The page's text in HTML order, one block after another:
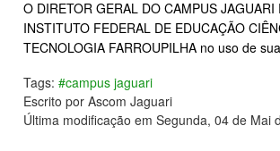
O DIRETOR GERAL DO CAMPUS JAGUARI
INSTITUTO FEDERAL DE EDUCAÇÃO
TECNOLOGIA FARROUPILHA no uso de
Tags: #campus jaguari
Escrito por Ascom Jaguari
Última modificação em Segunda, 04 de Mai